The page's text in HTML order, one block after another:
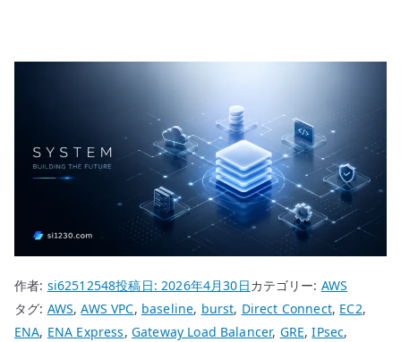
作者: si62512548投稿日:2026年4月30日カテゴリー: AWS
タグ: AWS,AWS VPC, baseline, burst, Direct Connect, EC2,
ENA, ENA Express, Gateway Load Balancer, GRE,IPsec,